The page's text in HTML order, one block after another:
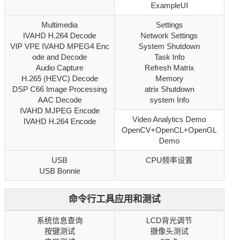
ExampleUI
Multimedia
IVAHD H.264 Decode
VIP VPE IVAHD MPEG4 Enc
ode and Decode
Audio Capture
H.265 (HEVC) Decode
DSP C66 Image Processing
AAC Decode
IVAHD MJPEG Encode
IVAHD H.264 Encode
Settings
Network Settings
System Shutdown
Task Info
Refresh Matrix
Memory
atrix Shutdown
system Info
Video Analytics Demo
OpenCV+OpenCL+OpenGL
Demo
USB
USB Bonnie
CPU频率设置
命令行工具应用和测试
系统信息查询
按键测试
LCD背光调节
摄像头测试